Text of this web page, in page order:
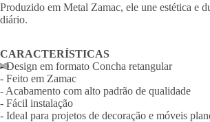
Produzido em Metal Zamac, ele une estética e
diário.
CARACTERÍSTICAS
- Design em formato Concha retangular
- Feito em Zamac
- Acabamento com alto padrão de qualidade
- Fácil instalação
- Ideal para projetos de decoração e móveis